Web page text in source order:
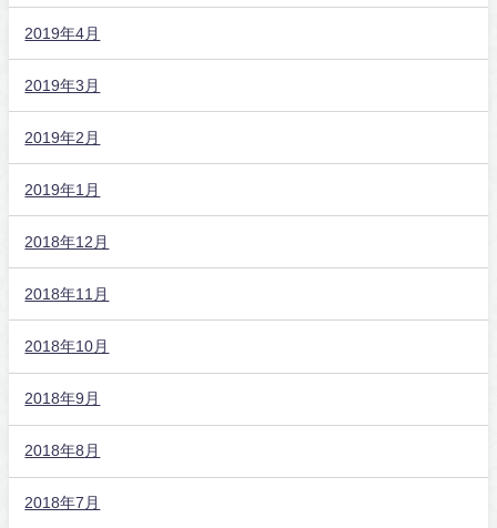
2019年4月
2019年3月
2019年2月
2019年1月
2018年12月
2018年11月
2018年10月
2018年9月
2018年8月
2018年7月